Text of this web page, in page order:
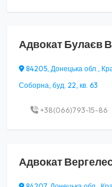
АдвокатБулаєв
84205, Донецька обл.,
Соборна, буд. 22, кв. 63
+38(066)793-15-86
Адвокат